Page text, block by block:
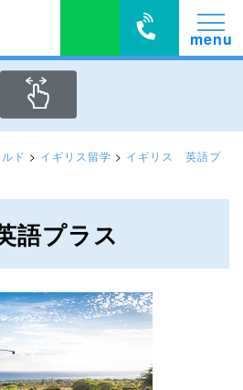
ド > イギリス留学 > イギリス 英語プ
プラス